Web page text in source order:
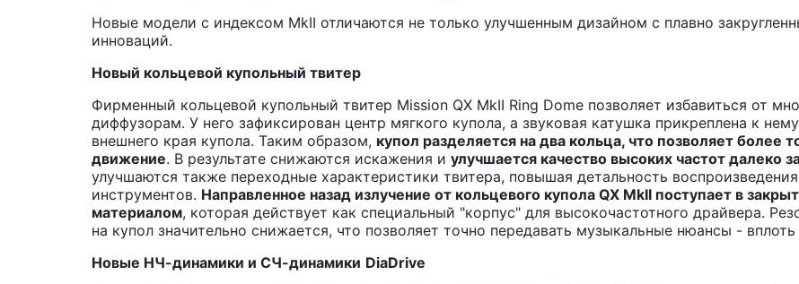
Новые модели с индексом MkII отличаются не только улучшенным дизайном с плавно
инноваций.
Новый кольцевой купольный твитер
Фирменный кольцевой купольный твитер Mission QX MkII Ring Dome позволяет избавиться от
диффузорам. У него зафиксирован центр мягкого купола, а звуковая катушка прикреплена к
внешнего края купола. Таким образом, купол разделяется на два кольца, что позволяет более
движение. В результате снижаются искажения и улучшается качество высоких частот далеко
улучшаются также переходные характеристики твитера, повышая детальность
инструментов. Направленное назад излучение от кольцевого купола QX MkII поступает в
материалом, которая действует как специальный "корпус" для высокочастотного драйвера.
на купол значительно снижается, что позволяет точно передавать музыкальные нюансы -
Новые НЧ-динамики и СЧ-динамики DiaDrive